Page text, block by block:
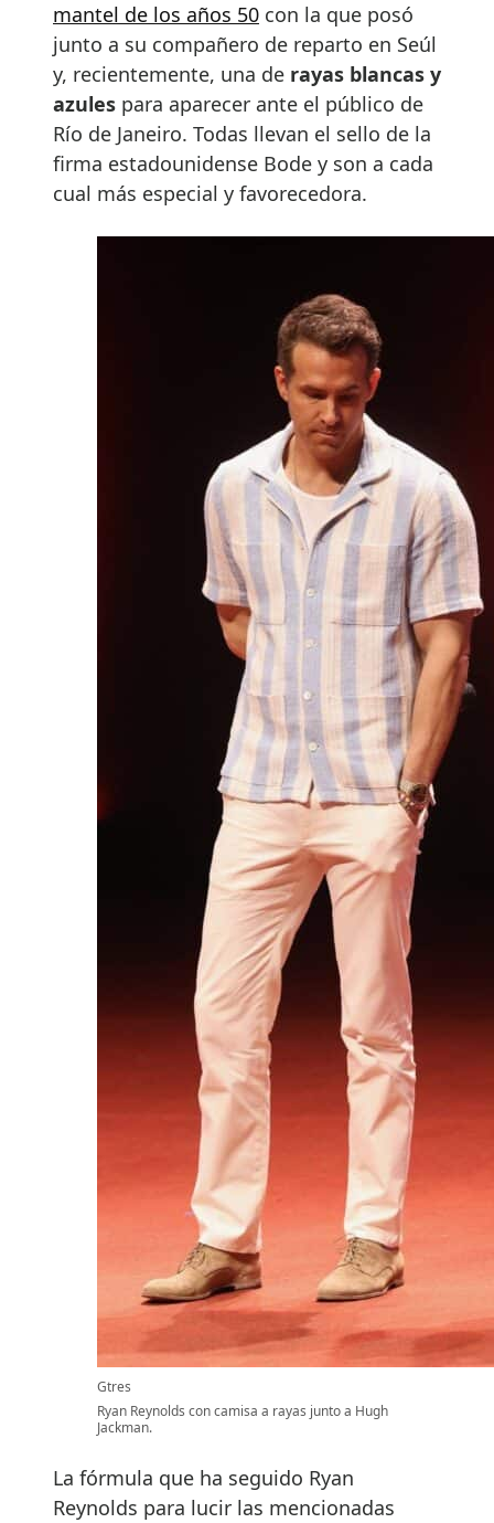
mantel de los años 50 con la que posó
junto a su compañero de reparto en Seúl
y, recientemente, una de rayas blancas y
azules para aparecer ante el público de
Río de Janeiro. Todas llevan el sello de la
firma estadounidense Bode y son a cada
cual más especial y favorecedora.
Gtres
Ryan Reynolds con camisa a rayas junto a Hugh
Jackman.
La fórmula que ha seguido Ryan
Reynolds para lucir las mencionadas